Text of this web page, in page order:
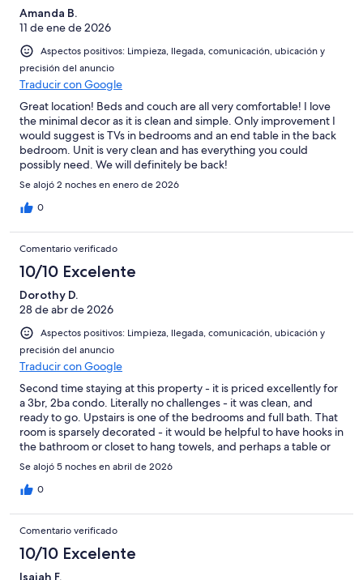
Amanda B.
11 de ene de 2026
Aspectos positivos: Limpieza, llegada, comunicación, ubicación y
precisión del anuncio
Traducir con Google
Great location! Beds and couch are all very comfortable! I love
the minimal decor as it is clean and simple. Only improvement I
would suggest is TVs in bedrooms and an end table in the back
bedroom. Unit is very clean and has everything you could
possibly need. We will definitely be back!
Se alojó 2 noches en enero de 2026
0
Comentario verificado
10/10 Excelente
Dorothy D.
28 de abr de 2026
Aspectos positivos: Limpieza, llegada, comunicación, ubicación y
precisión del anuncio
Traducir con Google
Second time staying at this property - it is priced excellently for
a 3br, 2ba condo. Literally no challenges - it was clean, and
ready to go. Upstairs is one of the bedrooms and full bath. That
room is sparsely decorated - it would be helpful to have hooks in
the bathroom or closet to hang towels, and perhaps a table or
luggage holder to hold a suitcase up off the floor. A "nice to
have" would be a bedside lamp as the only lighting upstairs is
the overhead ceiling fan light. All in, I'll still seek this rental out
this place was quite comfortable for three travelers. Parking was
easy and right in front of the door, and the refrigerator has an
ice maker for your chilled drinks. All in, it is a 5-star property.
Se alojó 5 noches en abril de 2026
0
Comentario verificado
10/10 Excelente
Isaiah F.